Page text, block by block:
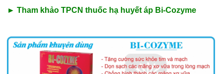
► Tham khảo TPCN thuốc hạ huyết áp Bi-Cozyme